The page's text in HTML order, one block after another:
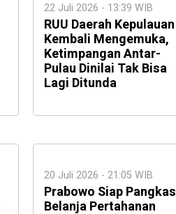
22 Juli 2026 - 13:39 WIB
RUU Daerah Kepulauan
Kembali Mengemuka,
Ketimpangan Antar-
Pulau Dinilai Tak Bisa
Lagi Ditunda
20 Juli 2026 - 21:05 WIB
Prabowo Siap Pangkas
Belanja Pertahanan